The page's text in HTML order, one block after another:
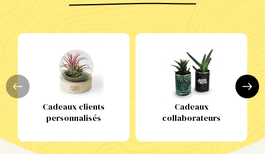
Cadeaux clients
personnalisés
Cadeaux
collaborateurs